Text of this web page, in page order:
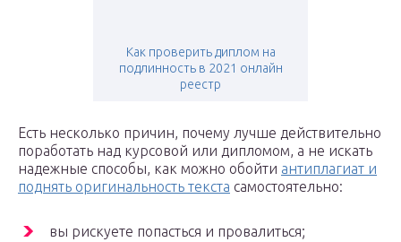
Как проверить диплом на
подлинность в 2021 онлайн
реестр
Есть несколько причин, почему лучше действительно
поработать над курсовой или дипломом, а не искать
надежные способы, как можно обойти антиплагиат и
поднять оригинальность текста самостоятельно:
вы рискуете попасться и провалиться;